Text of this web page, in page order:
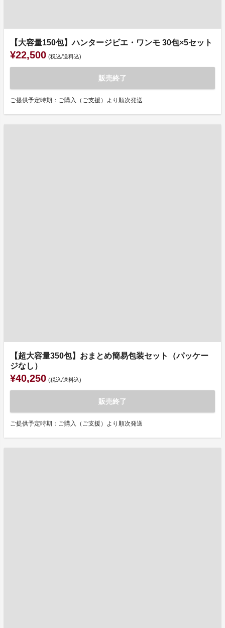
【大容量150包】ハンタージビエ・ワンモ 30包×5セット
¥22,500 (税込/送料込)
販売終了
ご提供予定時期：ご購入（ご支援）より順次発送
【超大容量350包】おまとめ簡易包装セット（パッケー
ジなし）
¥40,250 (税込/送料込)
販売終了
ご提供予定時期：ご購入（ご支援）より順次発送